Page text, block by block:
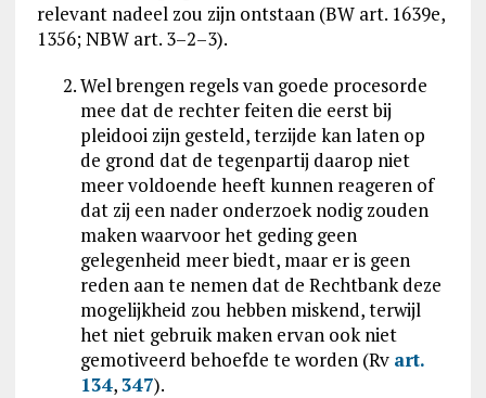
relevant nadeel zou zijn ontstaan (BW art. 1639e,
1356; NBW art. 3–2–3).
Wel brengen regels van goede procesorde
mee dat de rechter feiten die eerst bij
pleidooi zijn gesteld, terzijde kan laten op
de grond dat de tegenpartij daarop niet
meer voldoende heeft kunnen reageren of
dat zij een nader onderzoek nodig zouden
maken waarvoor het geding geen
gelegenheid meer biedt, maar er is geen
reden aan te nemen dat de Rechtbank deze
mogelijkheid zou hebben miskend, terwijl
het niet gebruik maken ervan ook niet
gemotiveerd behoefde te worden (Rv art.
134,347).